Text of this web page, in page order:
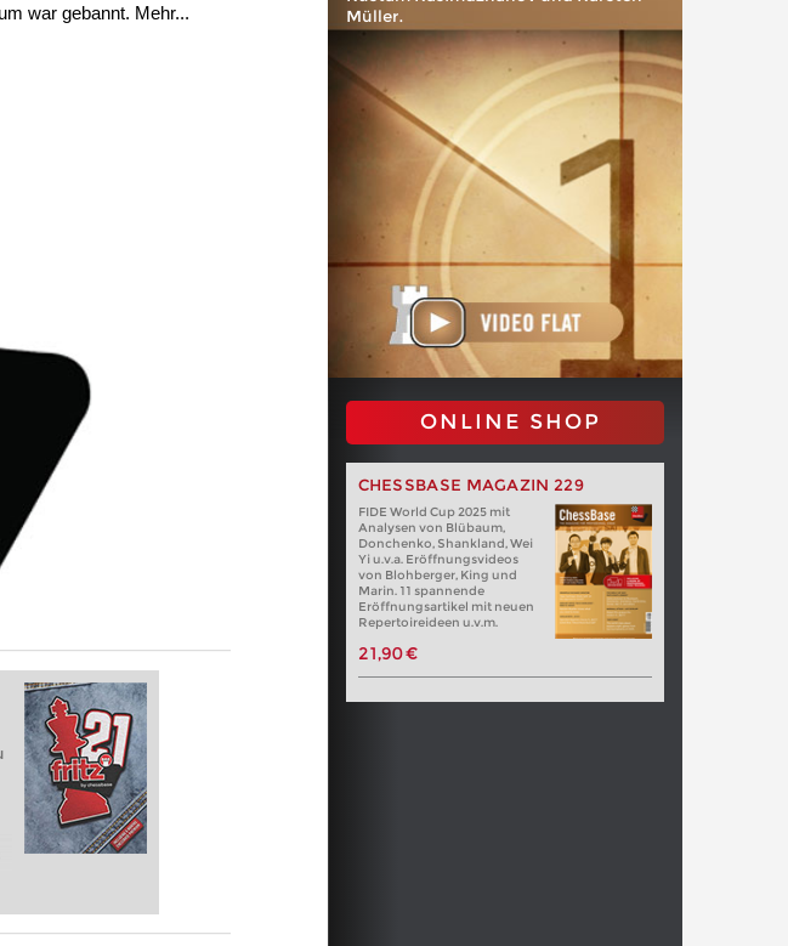
war gebannt. Mehr...
Müller.
ONLINE SHOP
CHESSBASE MAGAZIN 229
FIDE World Cup 2025 mit
Analysen von Blübaum,
Donchenko, Shankland, Wei
Yi u.v.a. Eröffnungsvideos
von Blohberger, King und
Marin. 11 spannende
Eröffnungsartikel mit neuen
Repertoireideen u.v.m.
21,90 €